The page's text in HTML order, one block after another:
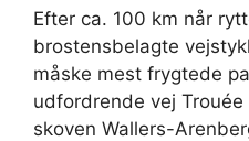
Efter ca. 100 km når
brostensbelagte
måske mest frygtede
udfordrende vej Trouée
skoven Wallers-